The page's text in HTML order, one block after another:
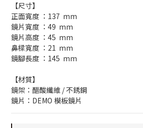
【尺寸】
正面寬度 ：137  mm
鏡片寬度 ：49  mm
鏡片高度 ：45  mm
鼻樑寬度 ：21  mm
鏡腳長度 ：145  mm
【材質】
鏡架：醋酸纖維 / 不銹鋼
鏡片：DEMO 模板鏡片